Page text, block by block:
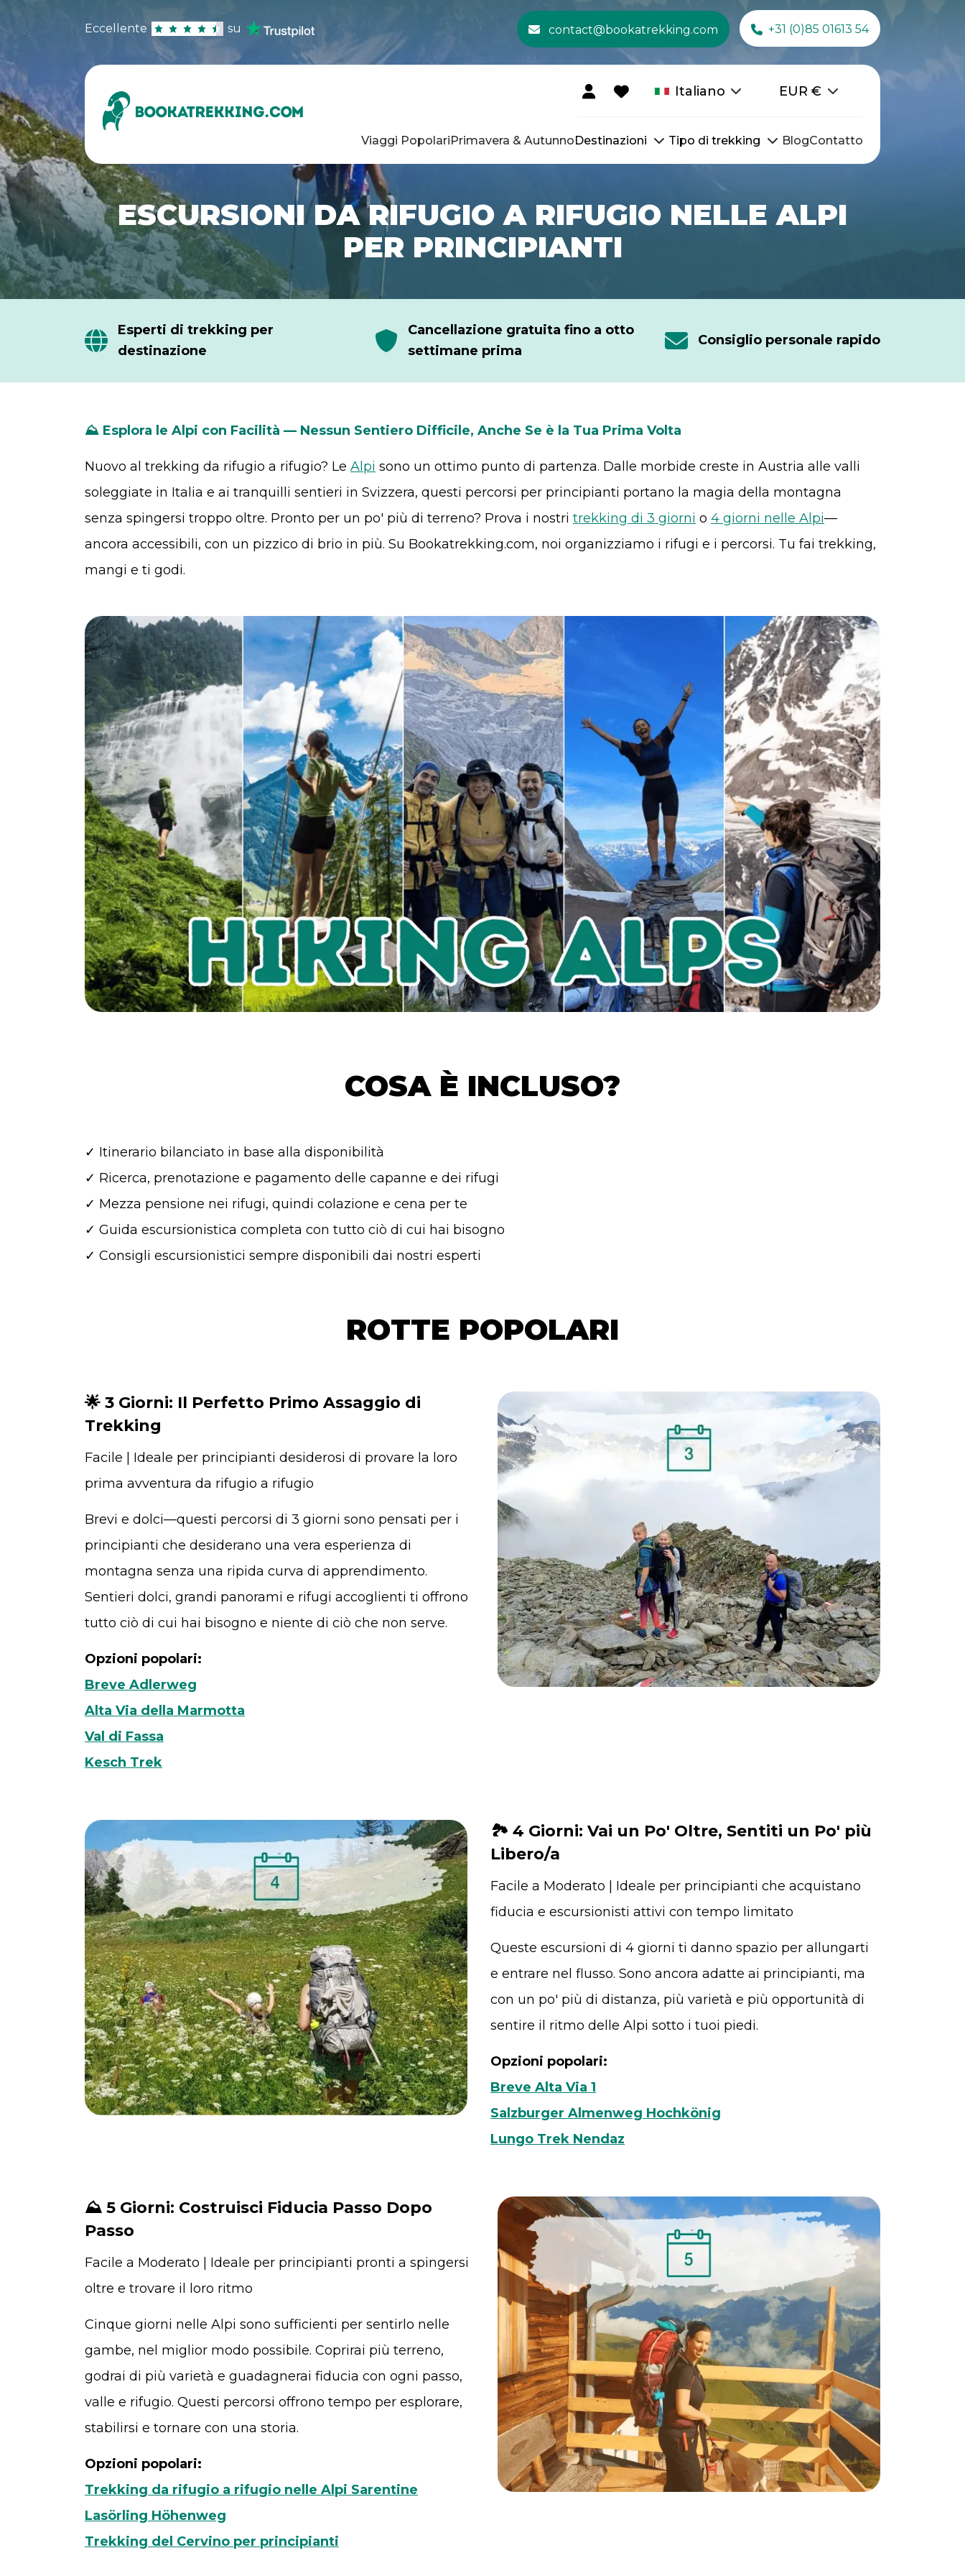
Eccellente su contact@bookatrekking.com +31 (0)85 01613 54
Italiano EUR €
Viaggi PopolariPrimavera & AutunnoDestinazioni Tipo di trekking BlogContatto
ESCURSIONI DA RIFUGIO A RIFUGIO NELLE ALPI
PER PRINCIPIANTI
Esperti di trekking per
destinazione
Cancellazione gratuita fino a otto
settimane prima
Consiglio personale rapido
⛰️ Esplora le Alpi con Facilità — Nessun Sentiero Difficile, Anche Se è la Tua Prima Volta
Nuovo al trekking da rifugio a rifugio? Le Alpi sono un ottimo punto di partenza. Dalle morbide creste in Austria alle valli
soleggiate in Italia e ai tranquilli sentieri in Svizzera, questi percorsi per principianti portano la magia della montagna
senza spingersi troppo oltre. Pronto per un po' più di terreno? Prova i nostri trekking di 3 giorni o 4 giorni nelle Alpi—
ancora accessibili, con un pizzico di brio in più. Su Bookatrekking.com, noi organizziamo i rifugi e i percorsi. Tu fai trekking,
mangi e ti godi.
COSA È INCLUSO?
✓ Itinerario bilanciato in base alla disponibilità
✓ Ricerca, prenotazione e pagamento delle capanne e dei rifugi
✓ Mezza pensione nei rifugi, quindi colazione e cena per te
✓ Guida escursionistica completa con tutto ciò di cui hai bisogno
✓ Consigli escursionistici sempre disponibili dai nostri esperti
ROTTE POPOLARI
🌟 3 Giorni: Il Perfetto Primo Assaggio di
Trekking
Facile | Ideale per principianti desiderosi di provare la loro
prima avventura da rifugio a rifugio
Brevi e dolci—questi percorsi di 3 giorni sono pensati per i
principianti che desiderano una vera esperienza di
montagna senza una ripida curva di apprendimento.
Sentieri dolci, grandi panorami e rifugi accoglienti ti offrono
tutto ciò di cui hai bisogno e niente di ciò che non serve.
Opzioni popolari:
Breve Adlerweg
Alta Via della Marmotta
Val di Fassa
Kesch Trek
🏞️ 4 Giorni: Vai un Po' Oltre, Sentiti un Po' più
Libero/a
Facile a Moderato | Ideale per principianti che acquistano
fiducia e escursionisti attivi con tempo limitato
Queste escursioni di 4 giorni ti danno spazio per allungarti
e entrare nel flusso. Sono ancora adatte ai principianti, ma
con un po' più di distanza, più varietà e più opportunità di
sentire il ritmo delle Alpi sotto i tuoi piedi.
Opzioni popolari:
Breve Alta Via 1
Salzburger Almenweg Hochkönig
Lungo Trek Nendaz
⛰️ 5 Giorni: Costruisci Fiducia Passo Dopo
Passo
Facile a Moderato | Ideale per principianti pronti a spingersi
oltre e trovare il loro ritmo
Cinque giorni nelle Alpi sono sufficienti per sentirlo nelle
gambe, nel miglior modo possibile. Coprirai più terreno,
godrai di più varietà e guadagnerai fiducia con ogni passo,
valle e rifugio. Questi percorsi offrono tempo per esplorare,
stabilirsi e tornare con una storia.
Opzioni popolari:
Trekking da rifugio a rifugio nelle Alpi Sarentine
Lasörling Höhenweg
Trekking del Cervino per principianti